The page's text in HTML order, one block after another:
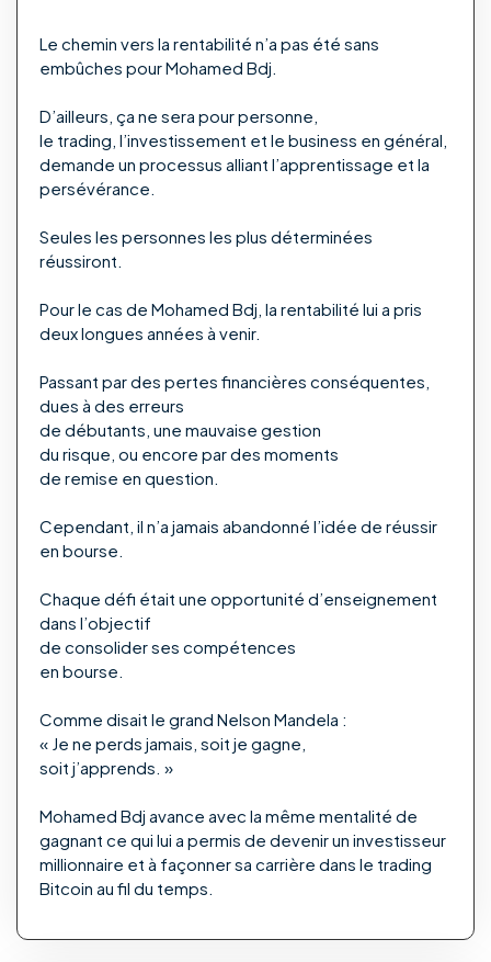
Le chemin vers la rentabilité n’a pas été sans
embûches pour Mohamed Bdj.
D’ailleurs, ça ne sera pour personne,
le trading, l’investissement et le business en général,
demande un processus alliant l’apprentissage et la
persévérance.
Seules les personnes les plus déterminées
réussiront.
Pour le cas de Mohamed Bdj, la rentabilité lui a pris
deux longues années à venir.
Passant par des pertes financières conséquentes,
dues à des erreurs
de débutants, une mauvaise gestion
du risque, ou encore par des moments
de remise en question.
Cependant, il n’a jamais abandonné l’idée de réussir
en bourse.
Chaque défi était une opportunité d’enseignement
dans l’objectif
de consolider ses compétences
en bourse.
Comme disait le grand Nelson Mandela :
« Je ne perds jamais, soit je gagne,
soit j’apprends. »
Mohamed Bdj avance avec la même mentalité de
gagnant ce qui lui a permis de devenir un investisseur
millionnaire et à façonner sa carrière dans le trading
Bitcoin au fil du temps.